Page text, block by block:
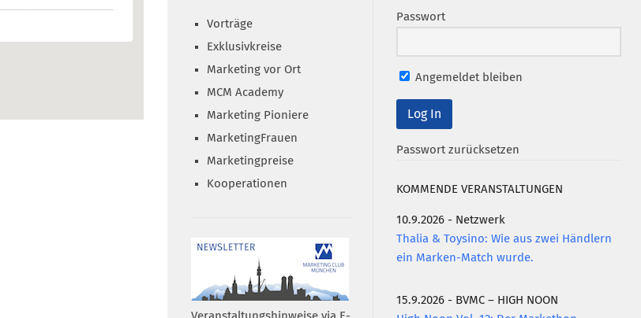
Passwort
Angemeldet bleiben
Passwort zurücksetzen
KOMMENDE VERANSTALTUNGEN
10.9.2026 - Netzwerk
Thalia & Toysino: Wie aus zwei Händlern
ein Marken-Match wurde.
15.9.2026 - BVMC – HIGH NOON
Vorträge
Exklusivkreise
Marketing vor Ort
MCM Academy
Marketing Pioniere
MarketingFrauen
Marketingpreise
Kooperationen
Veranstaltungshinweise via E-